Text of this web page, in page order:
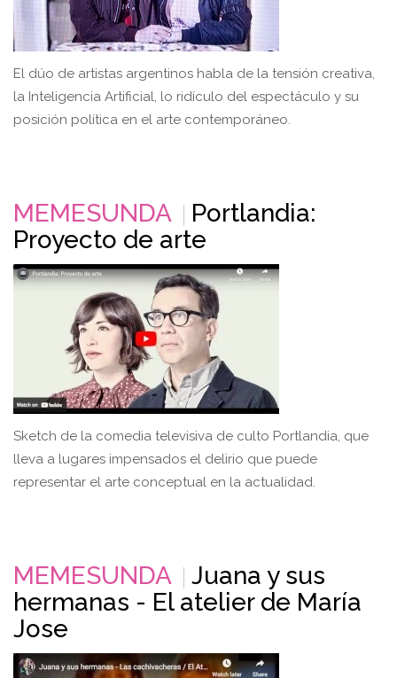
El dúo de artistas argentinos habla de la tensión creativa,
la Inteligencia Artificial, lo ridículo del espectáculo y su
posición política en el arte contemporáneo.
MEMESUNDA
Portlandia:
Proyecto de arte
Sketch de la comedia televisiva de culto Portlandia, que
lleva a lugares impensados el delirio que puede
representar el arte conceptual en la actualidad.
MEMESUNDA
Juana y sus
hermanas - El atelier de María
Jose